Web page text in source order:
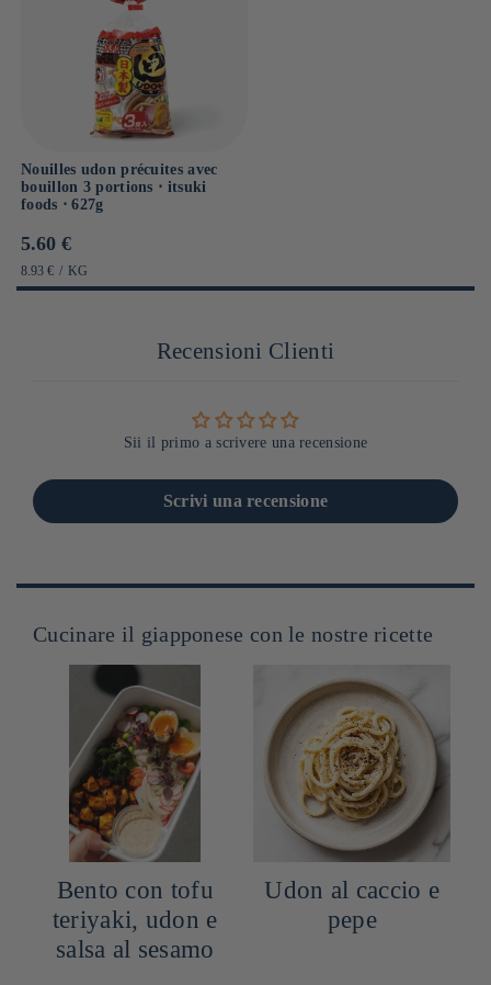
Nouilles udon précuites avec
bouillon 3 portions ⋅ itsuki
foods ⋅ 627g
Prix
habituel
5.60 €
PRIX
UNITAIRE
8.93 € / PAR
KG
Recensioni Clienti
Sii il primo a scrivere una recensione
Scrivi una recensione
Cucinare il giapponese con le nostre ricette
Bento con tofu
teriyaki, udon e
salsa al sesamo
Udon al caccio e
pepe